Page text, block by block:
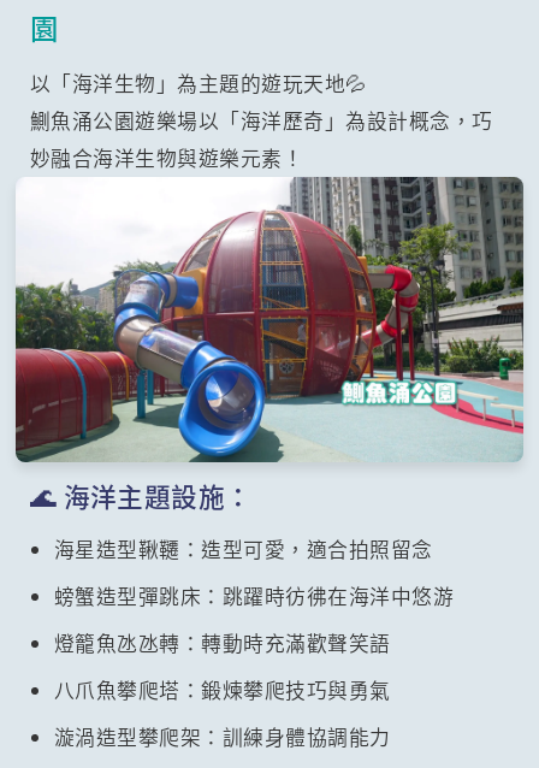
園
以「海洋生物」為主題的遊玩天地💦
鰂魚涌公園遊樂場以「海洋歷奇」為設計概念，巧
妙融合海洋生物與遊樂元素！
🌊 海洋主題設施：
海星造型鞦韆：造型可愛，適合拍照留念
螃蟹造型彈跳床：跳躍時彷彿在海洋中悠游
燈籠魚氹氹轉：轉動時充滿歡聲笑語
八爪魚攀爬塔：鍛煉攀爬技巧與勇氣
漩渦造型攀爬架：訓練身體協調能力